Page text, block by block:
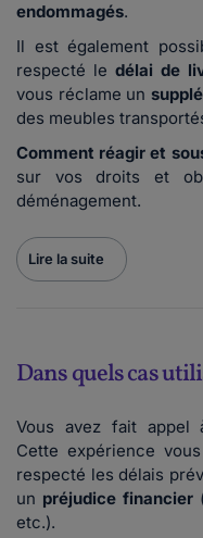
endommagés.
Il est également
respecté ledélai de
vous réclame un
des meubles
Comment réagir et
sur vos droits et
déménagement.
Lire la suite
Dans quels cas
Vous avez fait appel
Cette expérience
respecté les délais
un préjudice financier
etc.).